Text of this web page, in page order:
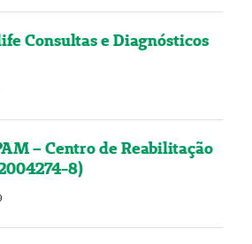
Consultas e Diagnósticos
– Centro de Reabilitação
8)